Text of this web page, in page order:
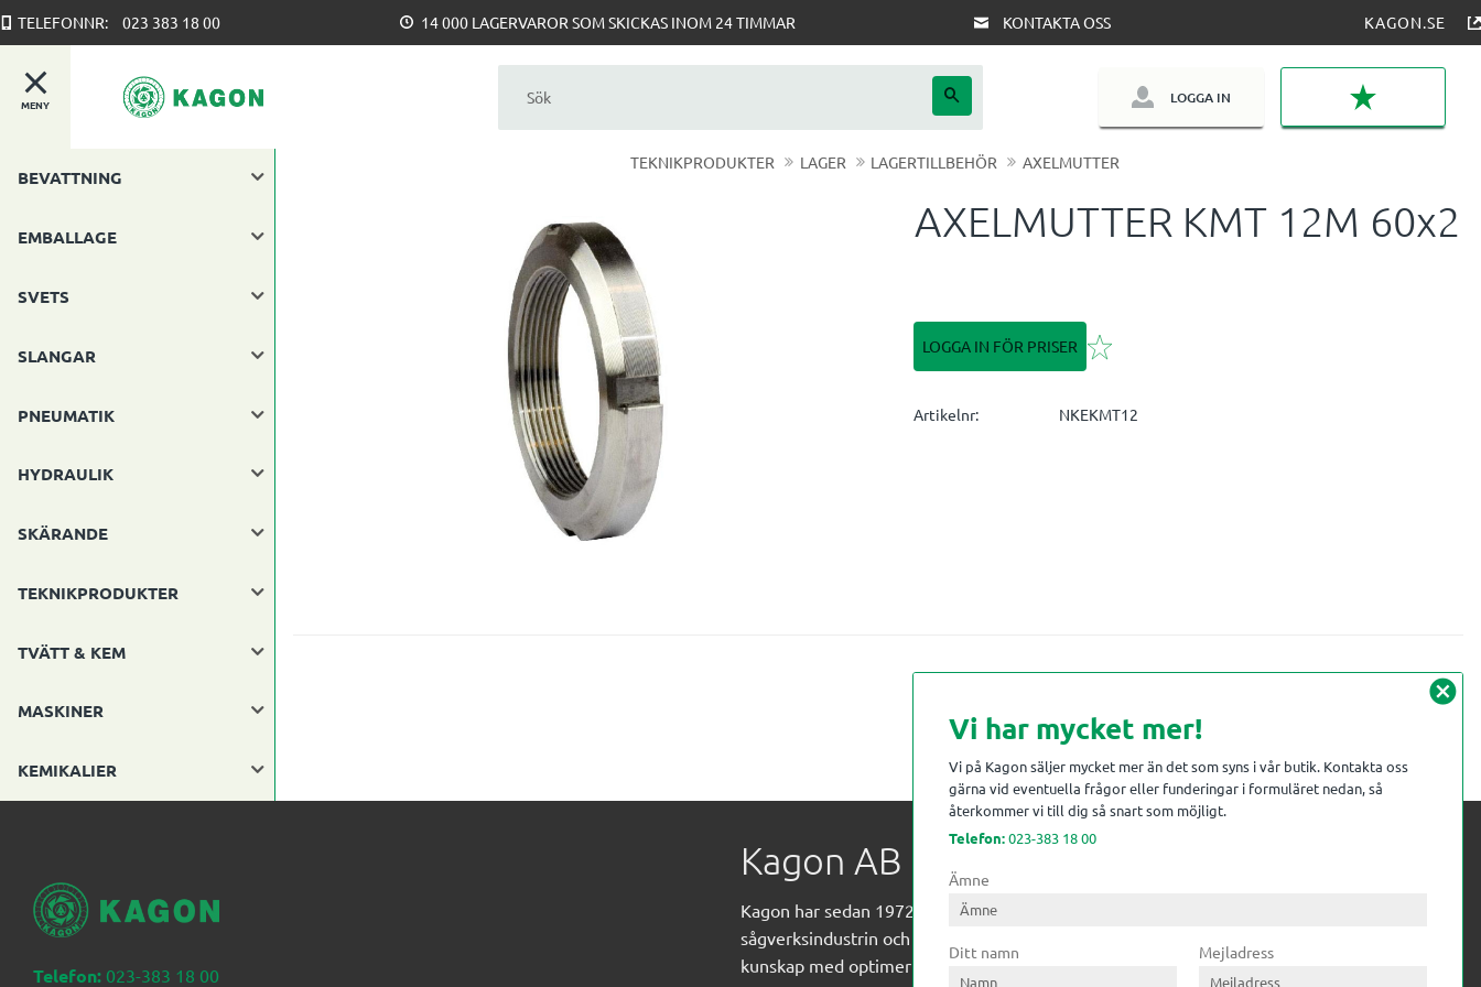
TELEFONNR: 023 383 18 00 14 000 LAGERVAROR SOM SKICKAS INOM 24 TIMMAR KONTAKTA OSS KAGON.SE
MENY LOGGA IN
TEKNIKPRODUKTER LAGER LAGERTILLBEHÖR AXELMUTTER
AXELMUTTER KMT 12M 60x2
LOGGA IN FÖR PRISER Lägg till i favoriter
Artikelnr NKEKMT12
BEVATTNING
EMBALLAGE
SVETS
SLANGAR
PNEUMATIK
HYDRAULIK
SKÄRANDE
TEKNIKPRODUKTER
TVÄTT & KEM
MASKINER
KEMIKALIER
Telefon: 023-383 18 00
Kagon AB
Kagon har sedan 1972 levererat kompetens till
sågverksindustrin och övrig industri. Till träindustrin tillför vi
kunskap med optimeringslösningar från timmerplanen hela
cancel
Vi har mycket mer!
Vi på Kagon säljer mycket mer än det som syns i vår butik. Kontakta oss
gärna vid eventuella frågor eller funderingar i formuläret nedan, så
återkommer vi till dig så snart som möjligt.
Telefon:023-383 18 00
Ämne
Ditt namn Mejladress